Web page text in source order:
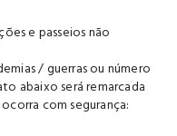
e passeios não
/ guerras ou número
abaixo será remarcada
com segurança: